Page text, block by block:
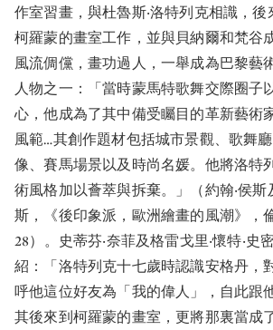
作室習畫，與杜魯斯‧洛特列克相識，後
柯羅蒙的畫室工作，並與貝納爾和梵谷
風流倜儻，畫功過人，一舉成為巴黎藝
人物之一：「當時蒙馬特歌舞交際圈子
心，他成為了其中備受矚目的革新藝術
風範…其創作題材包括城市景觀、歌舞
像、賽馬場景以及時尚名媛。他將洛特
術風格加以薈萃與拆棄。」（約翰‧侯斯
斯，《後印象派，歐洲繪畫的風潮》，
28）。史蒂芬‧奈菲及格雷戈里‧懷特‧史
紹：「洛特列克十七歲時認識安格丹，
呼他這位好友為「我的偉人」，自此跟
其後來到柯羅蒙的畫室，更將那裏當成